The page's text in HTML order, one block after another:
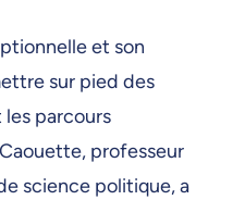
et son
sur pied des
parcours
professeur
science politique, a